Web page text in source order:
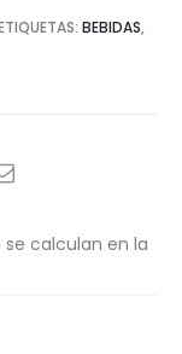
BEBIDAS,
calculan en la